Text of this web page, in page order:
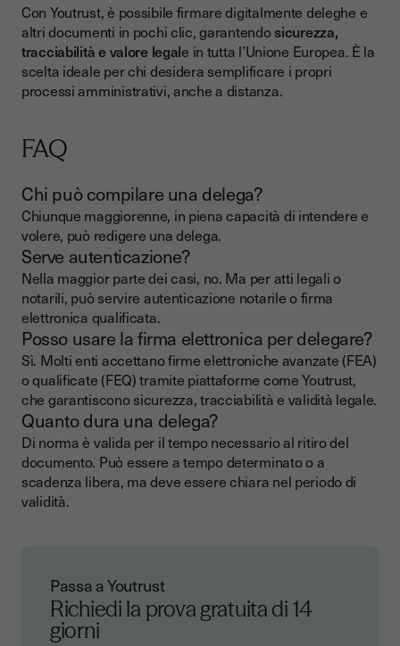
Con Youtrust, è possibile firmare digitalmente deleghe e
altri documenti in pochi clic, garantendosicurezza,
tracciabilità e valore legale in tutta l’Unione Europea. È la
scelta ideale per chi desidera semplificare i propri
processi amministrativi, anche a distanza.
FAQ
Chi può compilare una delega?
Chiunque maggiorenne, in piena capacità di intendere e
volere, può redigere una delega.
Serve autenticazione?
Nella maggior parte dei casi, no. Ma per atti legali o
notarili, può servire autenticazione notarile o firma
elettronica qualificata.
Posso usare la firma elettronica per delegare?
Sì. Molti enti accettano firme elettroniche avanzate (FEA)
o qualificate (FEQ) tramite piattaforme come Youtrust,
che garantiscono sicurezza, tracciabilità e validità legale.
Quanto dura una delega?
Di norma è valida per il tempo necessario al ritiro del
documento. Può essere a tempo determinato o a
scadenza libera, ma deve essere chiara nel periodo di
validità.
Passa a Youtrust
Richiedi la prova gratuita di 14
giorni